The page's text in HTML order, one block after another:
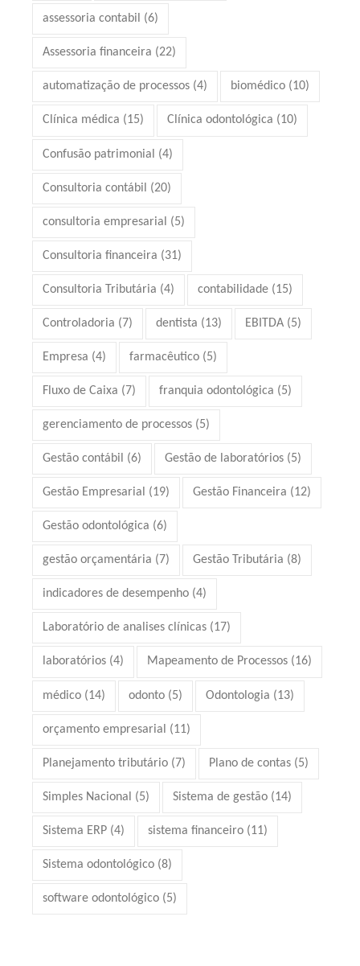
assessoria contabil (6)
Assessoria financeira (22)
automatização de processos (4) biomédico (10)
Clínica médica (15) Clínica odontológica (10)
Confusão patrimonial (4)
Consultoria contábil (20)
consultoria empresarial (5)
Consultoria financeira (31)
Consultoria Tributária (4) contabilidade (15)
Controladoria (7) dentista (13) EBITDA (5)
Empresa (4) farmacêutico (5)
Fluxo de Caixa (7) franquia odontológica (5)
gerenciamento de processos (5)
Gestão contábil (6) Gestão de laboratórios (5)
Gestão Empresarial (19) Gestão Financeira (12)
Gestão odontológica (6)
gestão orçamentária (7) Gestão Tributária (8)
indicadores de desempenho (4)
Laboratório de analises clínicas (17)
laboratórios (4) Mapeamento de Processos (16)
médico (14) odonto (5) Odontologia (13)
orçamento empresarial (11)
Planejamento tributário (7) Plano de contas (5)
Simples Nacional (5) Sistema de gestão (14)
Sistema ERP (4) sistema financeiro (11)
Sistema odontológico (8)
software odontológico (5)